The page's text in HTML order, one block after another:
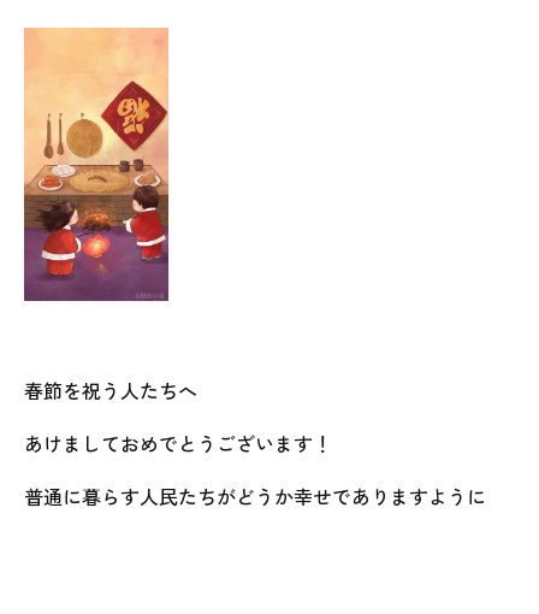
春節を祝う人たちへ
あけましておめでとうございます！
普通に暮らす人民たちがどうか幸せでありますように